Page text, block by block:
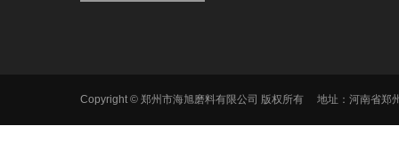
Copyright © 郑州市海旭磨料有限公司 版权所有 地址：河南省